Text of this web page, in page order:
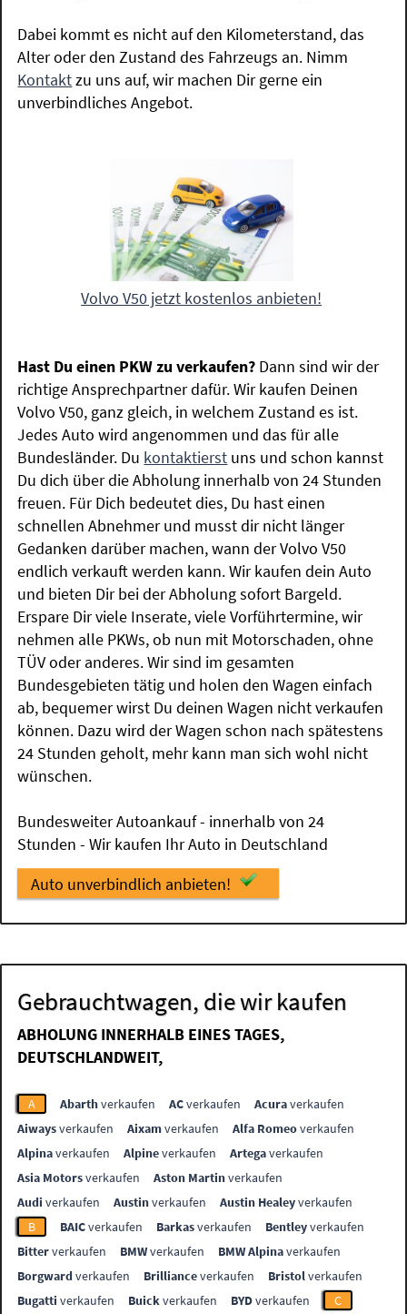
Dabei kommt es nicht auf den Kilometerstand, das
Alter oder den Zustand des Fahrzeugs an. Nimm
Kontaktzu uns auf, wir machen Dir gerne ein
unverbindliches Angebot.
Volvo V50 jetzt kostenlos anbieten!
Hast Du einen PKW zu verkaufen? Dann sind wir der
richtige Ansprechpartner dafür. Wir kaufen Deinen
Volvo V50, ganz gleich, in welchem Zustand es ist.
Jedes Auto wird angenommen und das für alle
Bundesländer. Du kontaktierst uns und schon kannst
Du dich über die Abholung innerhalb von 24 Stunden
freuen. Für Dich bedeutet dies, Du hast einen
schnellen Abnehmer und musst dir nicht länger
Gedanken darüber machen, wann der Volvo V50
endlich verkauft werden kann. Wir kaufen dein Auto
und bieten Dir bei der Abholung sofort Bargeld.
Erspare Dir viele Inserate, viele Vorführtermine, wir
nehmen alle PKWs, ob nun mit Motorschaden, ohne
TÜV oder anderes. Wir sind im gesamten
Bundesgebieten tätig und holen den Wagen einfach
ab, bequemer wirst Du deinen Wagen nicht verkaufen
können. Dazu wird der Wagen schon nach spätestens
24 Stunden geholt, mehr kann man sich wohl nicht
wünschen.
Bundesweiter Autoankauf - innerhalb von 24
Stunden - Wir kaufen Ihr Auto in Deutschland
Auto unverbindlich anbieten!
Gebrauchtwagen, die wir kaufen
ABHOLUNG INNERHALB EINES TAGES,
DEUTSCHLANDWEIT,
A Abarthverkaufen ACverkaufen Acuraverkaufen
Aiwaysverkaufen Aixamverkaufen Alfa Romeoverkaufen
Alpinaverkaufen Alpineverkaufen Artegaverkaufen
Asia Motorsverkaufen Aston Martinverkaufen
Audi verkaufen Austinverkaufen Austin Healeyverkaufen
B
BAICverkaufen Barkasverkaufen Bentleyverkaufen
Bitterverkaufen BMWverkaufen BMW Alpinaverkaufen
Borgwardverkaufen Brillianceverkaufen Bristolverkaufen
Bugatti verkaufen Buickverkaufen BYDverkaufen C